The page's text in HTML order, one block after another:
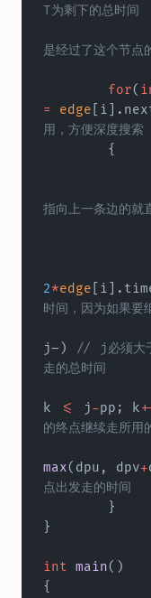
T为剩下的总时间
	for
(
=
edge
用，方便深度搜
	{
指向上一条边的
2*edge
时间，因为如果
j–)
// j必须大于
走的总时间
k
<= j-pp; k
的终点继续走所
max(dpu, dpv+
点出发走的时间
	}
}
int main()
{